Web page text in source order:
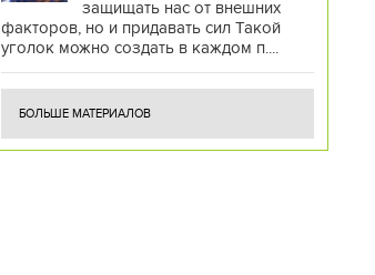
защищать нас от внешних
факторов, но и придавать сил Такой
уголок можно создать в каждом п....
БОЛЬШЕ МАТЕРИАЛОВ